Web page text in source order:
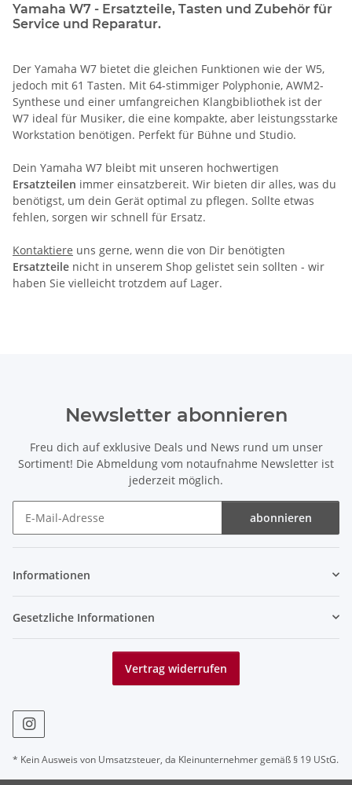
Yamaha W7 - Ersatzteile, Tasten und Zubehör für
Service und Reparatur.
Der Yamaha W7 bietet die gleichen Funktionen wie der W5,
jedoch mit 61 Tasten. Mit 64-stimmiger Polyphonie, AWM2-
Synthese und einer umfangreichen Klangbibliothek ist der
W7 ideal für Musiker, die eine kompakte, aber leistungsstarke
Workstation benötigen. Perfekt für Bühne und Studio.
Dein Yamaha W7 bleibt mit unseren hochwertigen
Ersatzteilen immer einsatzbereit. Wir bieten dir alles, was du
benötigst, um dein Gerät optimal zu pflegen. Sollte etwas
fehlen, sorgen wir schnell für Ersatz.
Kontaktiere uns gerne, wenn die von Dir benötigten
Ersatzteile nicht in unserem Shop gelistet sein sollten - wir
haben Sie vielleicht trotzdem auf Lager.
Newsletter abonnieren
Freu dich auf exklusive Deals und News rund um unser
Sortiment! Die Abmeldung vom notaufnahme Newsletter ist
jederzeit möglich.
abonnieren
Informationen
Gesetzliche Informationen
Vertrag widerrufen
* Kein Ausweis von Umsatzsteuer, da Kleinunternehmer gemäß § 19 UStG.